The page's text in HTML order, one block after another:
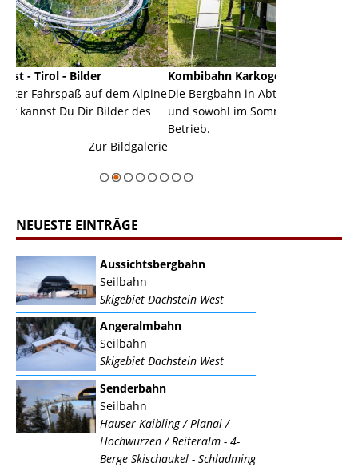
dem Alpine
des
Kombibahn Karkogel - Abtenau - Salzburg
Die Bergbahn in Abtenau ist eine Kombibahn
und sowohl im Sommer als auch im Winter in
NEUESTE EINTRÄGE
Aussichtsbergbahn
Seilbahn
Skigebiet Dachstein West
Angeralmbahn
Seilbahn
Skigebiet Dachstein West
Senderbahn
Seilbahn
Hauser Kaibling / Planai /
Hochwurzen / Reiteralm - 4-
Berge Skischaukel - Schladming